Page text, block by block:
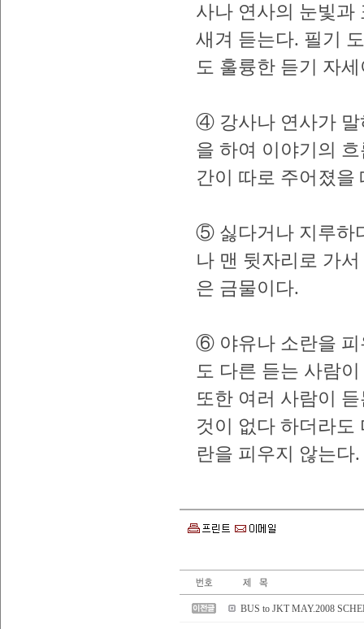
사나 연사의 눈빛과
새겨 듣는다. 필기
도 훌륭한 듣기 자
④ 강사나 연사가 말
을 하여 이야기의
간이 따로 주어졌을
⑤ 싫다거나 지루하
나 맨 뒷자리로 가
은 금물이다.
⑥ 야유나 소란을 피
도 다른 듣는 사람
또한 여러 사람이
것이 없다 하더라도
란을 피우지 않는다.
BUS to JKT MAY.2008